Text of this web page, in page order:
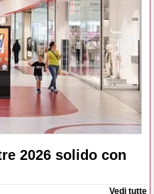
2026 solido con
Vedi tutte